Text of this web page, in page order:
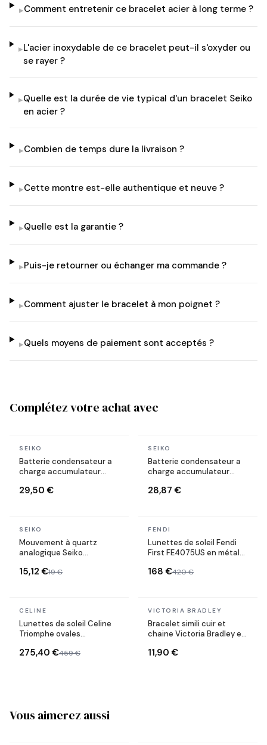
▸Comment entretenir ce bracelet acier à long terme ?
▸L'acier inoxydable de ce bracelet peut-il s'oxyder ou
se rayer ?
▸Quelle est la durée de vie typical d'un bracelet Seiko
en acier ?
▸Combien de temps dure la livraison ?
▸Cette montre est-elle authentique et neuve ?
▸Quelle est la garantie ?
▸Puis-je retourner ou échanger ma commande ?
▸Comment ajuster le bracelet à mon poignet ?
▸Quels moyens de paiement sont acceptés ?
Complétez votre achat avec
En stock
SEIKO
Batterie condensateur a
charge accumulateur
montres solaires Seiko
29,50 €
En stock
SEIKO
Batterie condensateur a
charge accumulateur
montres solaires Seiko
28,87 €
En stock
SEIKO
Mouvement à quartz
analogique Seiko
VH64A
15,12 €19 €
En stock
FENDI
Lunettes de soleil Fendi
First FE4075US en métal
168 €420 €
En stock
CELINE
Lunettes de soleil Celine
Triomphe ovales
275,40 €459 €
En stock
VICTORIA BRADLEY
Bracelet simili cuir et
chaine Victoria Bradley en
11,90 €
Vous aimerez aussi